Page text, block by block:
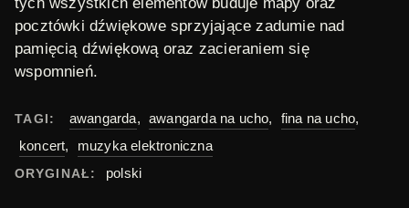
pocztówki dźwiękowe sprzyjające zadumie nad
pamięcią dźwiękową oraz zacieraniem się
wspomnień.
TAGI: awangarda, awangarda na ucho, fina na ucho,
koncert, muzyka elektroniczna
ORYGINAŁ: polski